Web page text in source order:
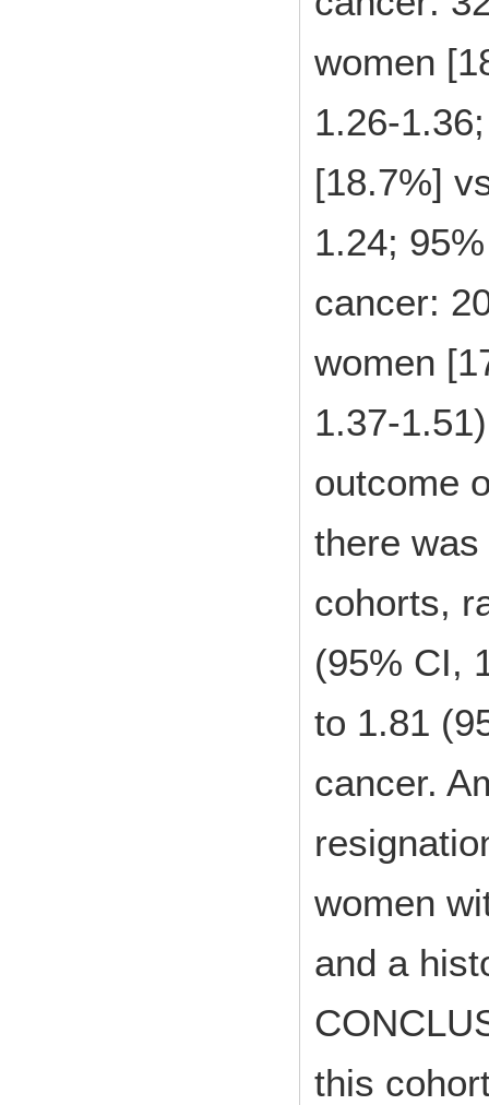
women
1.26-
[18.7%]
1.24;
cancer:
women
1.37-
outcome
there
cohorts,
(95% CI,
to 1.81
cancer.
women
and a
this